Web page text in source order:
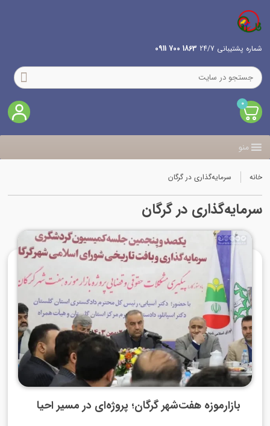
شماره پشتیبانی 24/7 1863 700 0911
0
منو
خانه سرمایه‌گذاری در گرگان
سرمایه‌گذاری در گرگان
بازارموزه هفت‌شهر گرگان؛ پروژه‌ای در مسیر احیا